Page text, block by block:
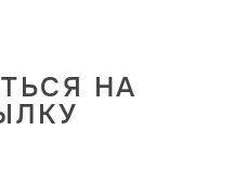
НА